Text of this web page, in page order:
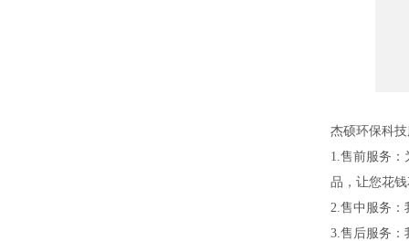
杰硕环保科
1.售前服务
品，让您花
2.售中服务：
3.售后服务：